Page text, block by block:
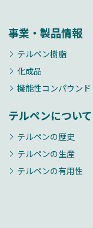
事業・製品情報
テルペン樹脂
化成品
機能性コンパウンド
テルペンについて
テルペンの歴史
テルペンの生産
テルペンの有用性